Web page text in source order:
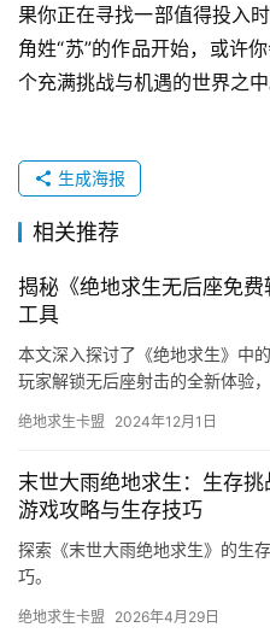
果你正在寻找一部值得投入
角姓“苏”的作品开始，或许
个充满挑战与机遇的世界之中
生成海报
相关推荐
揭秘《绝地求生无后座免
工具
本文深入探讨了《绝地求生》中
玩家解锁无后座射击的全新体验
绝地求生卡盟 2024年12月1日
末世大雨绝地求生：生存
游戏攻略与生存技巧
探索《末世大雨绝地求生》的生
巧。
绝地求生卡盟 2026年4月29日